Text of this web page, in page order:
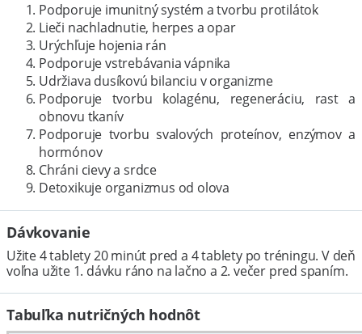
Podporuje imunitný systém a tvorbu protilátok
Lieči nachladnutie, herpes a opar
Urýchľuje hojenia rán
Podporuje vstrebávania vápnika
Udržiava dusíkovú bilanciu v organizme
Podporuje tvorbu kolagénu, regeneráciu, rast a
obnovu tkanív
Podporuje tvorbu svalových proteínov, enzýmov a
hormónov
Chráni cievy a srdce
Detoxikuje organizmus od olova
Dávkovanie
Užite 4 tablety 20 minút pred a 4 tablety po tréningu. V deň
voľna užite 1. dávku ráno na lačno a 2. večer pred spaním.
Tabuľka nutričných hodnôt